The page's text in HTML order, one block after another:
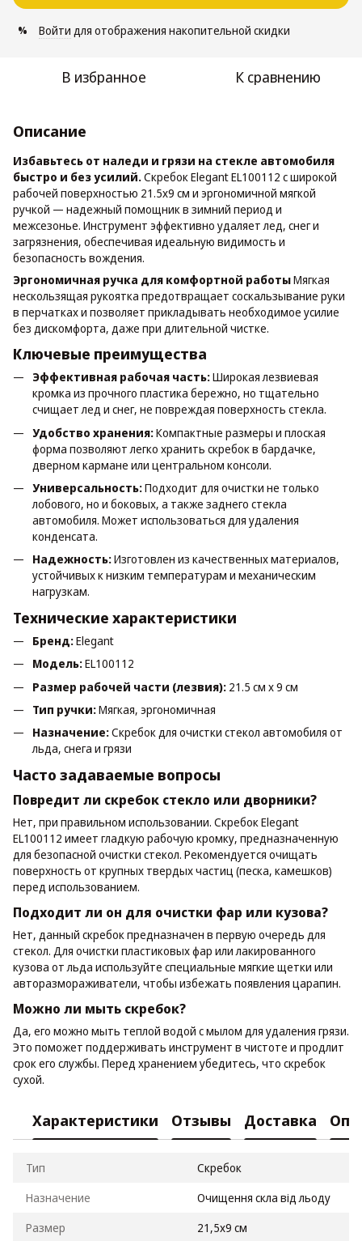
% Войти для отображения накопительной скидки
В избранное К сравнению
Описание
Избавьтесь от наледи и грязи на стекле автомобиля
быстро и без усилий.Скребок Elegant EL100112 с широкой
рабочей поверхностью 21.5х9 см и эргономичной мягкой
ручкой — надежный помощник в зимний период и
межсезонье. Инструмент эффективно удаляет лед, снег и
загрязнения, обеспечивая идеальную видимость и
безопасность вождения.
Эргономичная ручка для комфортной работыМягкая
нескользящая рукоятка предотвращает соскальзывание руки
в перчатках и позволяет прикладывать необходимое усилие
без дискомфорта, даже при длительной чистке.
Ключевые преимущества
Эффективная рабочая часть:Широкая лезвиевая
кромка из прочного пластика бережно, но тщательно
счищает лед и снег, не повреждая поверхность стекла.
Удобство хранения:Компактные размеры и плоская
форма позволяют легко хранить скребок в бардачке,
дверном кармане или центральном консоли.
Универсальность:Подходит для очистки не только
лобового, но и боковых, а также заднего стекла
автомобиля. Может использоваться для удаления
конденсата.
Надежность:Изготовлен из качественных материалов,
устойчивых к низким температурам и механическим
нагрузкам.
Технические характеристики
Бренд:Elegant
Модель:EL100112
Размер рабочей части (лезвия): 21.5 см х 9 см
Тип ручки:Мягкая, эргономичная
Назначение:Скребок для очистки стекол автомобиля от
льда, снега и грязи
Часто задаваемые вопросы
Повредит ли скребок стекло или дворники?
Нет, при правильном использовании. Скребок Elegant
EL100112 имеет гладкую рабочую кромку, предназначенную
для безопасной очистки стекол. Рекомендуется очищать
поверхность от крупных твердых частиц (песка, камешков)
перед использованием.
Подходит ли он для очистки фар или кузова?
Нет, данный скребок предназначен в первую очередь для
стекол. Для очистки пластиковых фар или лакированного
кузова от льда используйте специальные мягкие щетки или
авторазмораживатели, чтобы избежать появления царапин.
Можно ли мыть скребок?
Да, его можно мыть теплой водой с мылом для удаления грязи.
Это поможет поддерживать инструмент в чистоте и продлит
срок его службы. Перед хранением убедитесь, что скребок
сухой.
Характеристики Отзывы Доставка
Тип
Скребок
Назначение
Очищення скла від льоду
Размер
21,5х9 см